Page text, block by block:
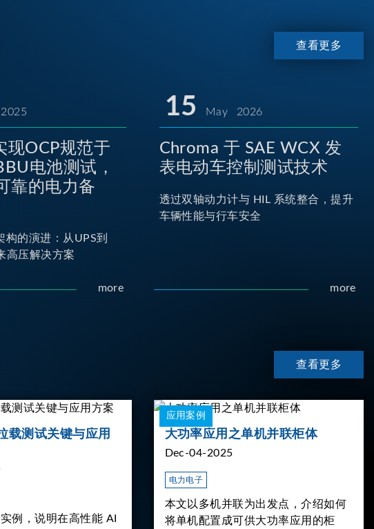
查看更多
现OCP规范于
电池测试，
靠的电力备
构的演进：从UPS到
高压解决方案
more
15 May 2026
Chroma 于 SAE WCX 发
表电动车控制测试技术
透过双轴动力计与 HIL 系统整合，提升
车辆性能与行车安全
more
查看更多
载测试关键与应用
例，说明在高性能 AI
应用案例
大功率应用之单机并联柜体
Dec-04-2025
电力电子
本文以多机并联为出发点，介绍如何
将单机配置成可供大功率应用的柜